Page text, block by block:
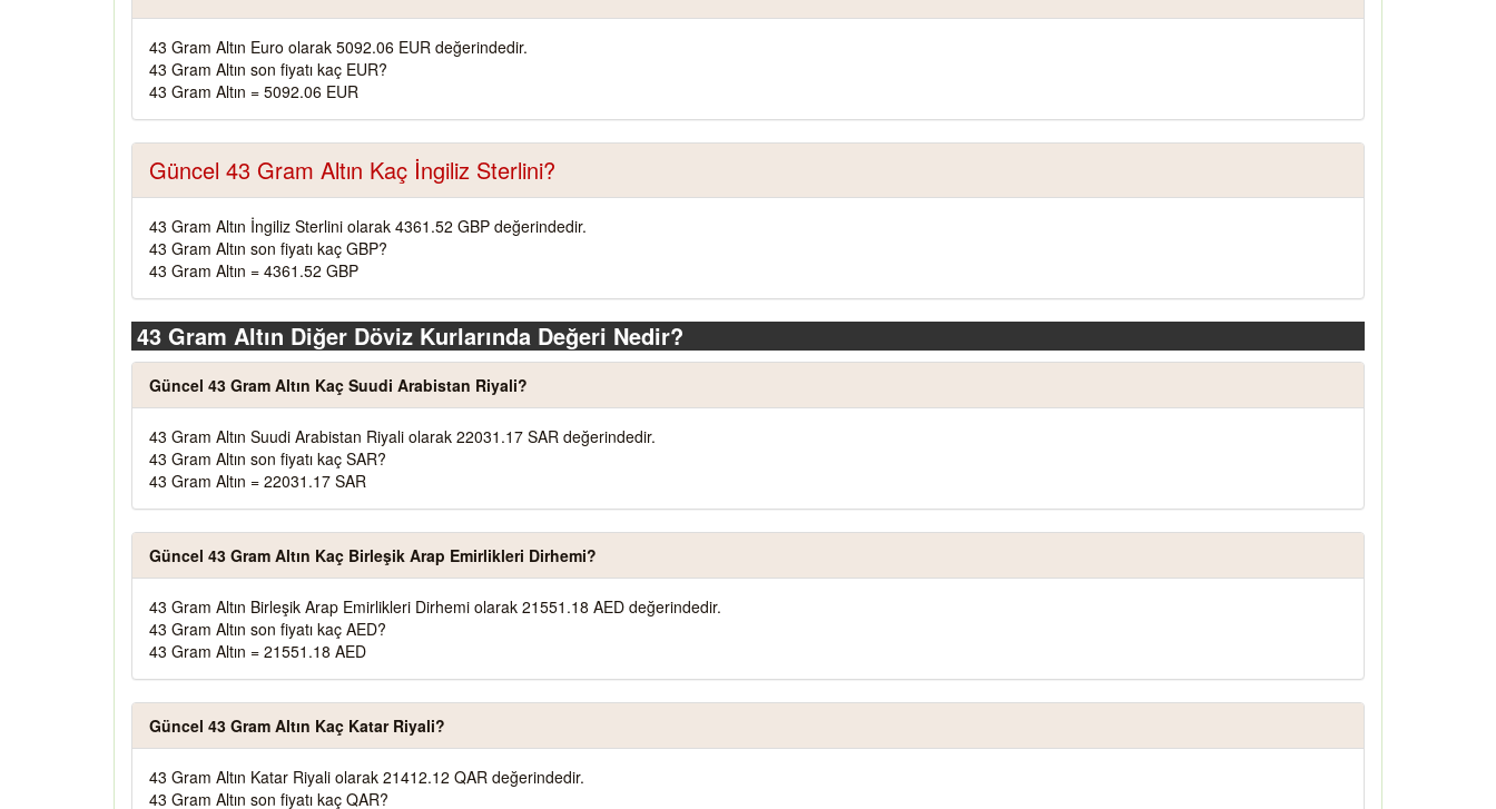
43 Gram Altın Euro olarak 5092.06 EUR değerindedir.
43 Gram Altın son fiyatı kaç EUR?
43 Gram Altın = 5092.06 EUR
Güncel 43 Gram Altın Kaç İngiliz Sterlini?
43 Gram Altın İngiliz Sterlini olarak 4361.52 GBP değerindedir.
43 Gram Altın son fiyatı kaç GBP?
43 Gram Altın = 4361.52 GBP
43 Gram Altın Diğer Döviz Kurlarında Değeri Nedir?
Güncel 43 Gram Altın Kaç Suudi Arabistan Riyali?
43 Gram Altın Suudi Arabistan Riyali olarak 22031.17 SAR değerindedir.
43 Gram Altın son fiyatı kaç SAR?
43 Gram Altın = 22031.17 SAR
Güncel 43 Gram Altın Kaç Birleşik Arap Emirlikleri Dirhemi?
43 Gram Altın Birleşik Arap Emirlikleri Dirhemi olarak 21551.18 AED değerindedir.
43 Gram Altın son fiyatı kaç AED?
43 Gram Altın = 21551.18 AED
Güncel 43 Gram Altın Kaç Katar Riyali?
43 Gram Altın Katar Riyali olarak 21412.12 QAR değerindedir.
43 Gram Altın son fiyatı kaç QAR?